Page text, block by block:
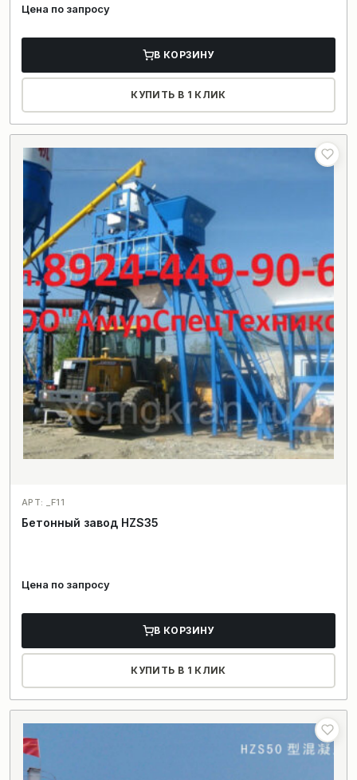
Цена по запросу
В КОРЗИНУ
КУПИТЬ В 1 КЛИК
АРТ: _F11
Бетонный завод HZS35
Цена по запросу
В КОРЗИНУ
КУПИТЬ В 1 КЛИК